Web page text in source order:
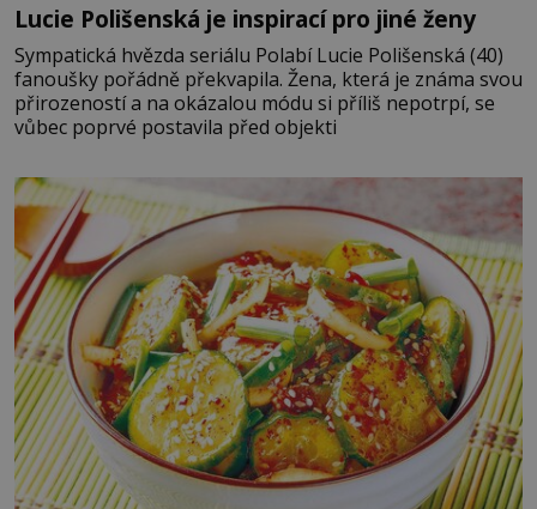
Lucie Polišenská je inspirací pro jiné ženy
Sympatická hvězda seriálu Polabí Lucie Polišenská (40)
fanoušky pořádně překvapila. Žena, která je známa svou
přirozeností a na okázalou módu si příliš nepotrpí, se
vůbec poprvé postavila před objekti